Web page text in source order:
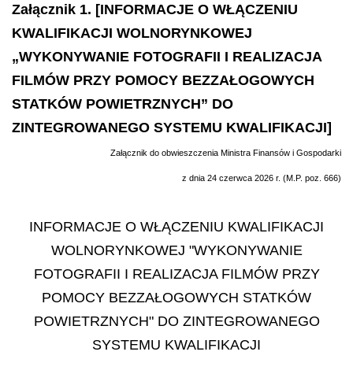
Załącznik 1. [INFORMACJE O WŁĄCZENIU
KWALIFIKACJI WOLNORYNKOWEJ
„WYKONYWANIE FOTOGRAFII I REALIZACJA
FILMÓW PRZY POMOCY BEZZAŁOGOWYCH
STATKÓW POWIETRZNYCH” DO
ZINTEGROWANEGO SYSTEMU KWALIFIKACJI]
Załącznik do obwieszczenia Ministra Finansów i Gospodarki
z dnia 24 czerwca 2026 r. (M.P. poz. 666)
INFORMACJE O WŁĄCZENIU KWALIFIKACJI
WOLNORYNKOWEJ "WYKONYWANIE
FOTOGRAFII I REALIZACJA FILMÓW PRZY
POMOCY BEZZAŁOGOWYCH STATKÓW
POWIETRZNYCH" DO ZINTEGROWANEGO
SYSTEMU KWALIFIKACJI